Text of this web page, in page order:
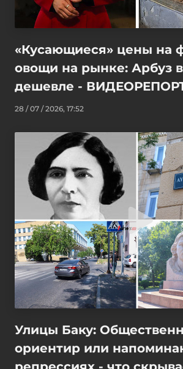
«Кусающиеся» цены на
овощи на рынке: Арбуз
дешевле -
28 / 07 / 2026, 17:52
Улицы Баку:
ориентир или